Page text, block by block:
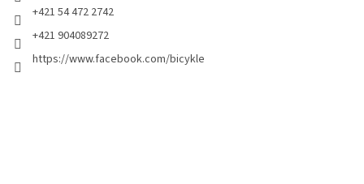
+421 54 472 2742
+421 904089272
https://www.facebook.com/bicykle